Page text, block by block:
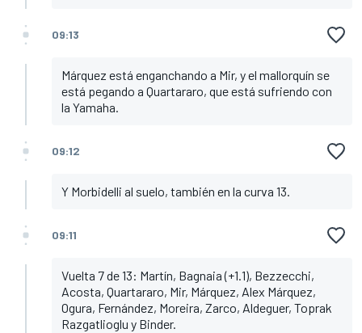
09:13
Márquez está enganchando a Mir, y el mallorquín se
está pegando a Quartararo, que está sufriendo con
la Yamaha.
09:12
Y Morbidelli al suelo, también en la curva 13.
09:11
Vuelta 7 de 13: Martín, Bagnaia (+1.1), Bezzecchi,
Acosta, Quartararo, Mir, Márquez, Alex Márquez,
Ogura, Fernández, Moreira, Zarco, Aldeguer, Toprak
Razgatlioglu y Binder.